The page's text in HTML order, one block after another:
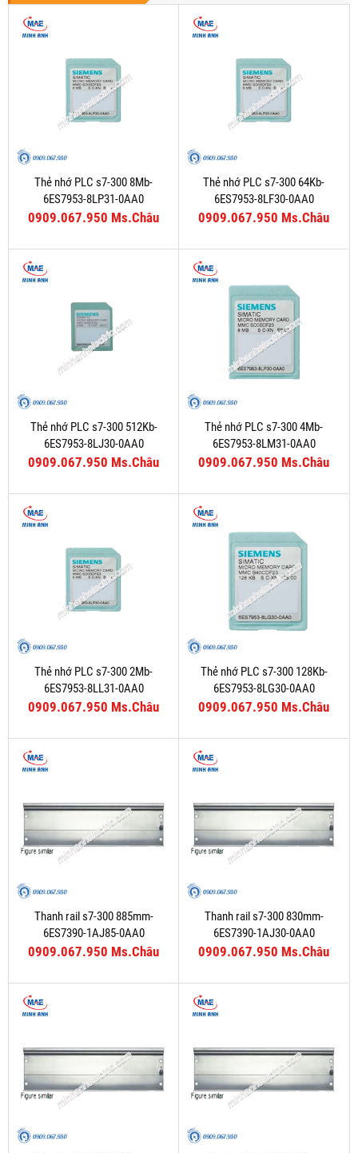
Thẻ nhớ PLC s7-300 8Mb-
6ES7953-8LP31-0AA0
0909.067.950 Ms.Châu
Thẻ nhớ PLC s7-300 64Kb-
6ES7953-8LF30-0AA0
0909.067.950 Ms.Châu
Thẻ nhớ PLC s7-300 512Kb-
6ES7953-8LJ30-0AA0
0909.067.950 Ms.Châu
Thẻ nhớ PLC s7-300 4Mb-
6ES7953-8LM31-0AA0
0909.067.950 Ms.Châu
Thẻ nhớ PLC s7-300 2Mb-
6ES7953-8LL31-0AA0
0909.067.950 Ms.Châu
Thẻ nhớ PLC s7-300 128Kb-
6ES7953-8LG30-0AA0
0909.067.950 Ms.Châu
Thanh rail s7-300 885mm-
6ES7390-1AJ85-0AA0
0909.067.950 Ms.Châu
Thanh rail s7-300 830mm-
6ES7390-1AJ30-0AA0
0909.067.950 Ms.Châu